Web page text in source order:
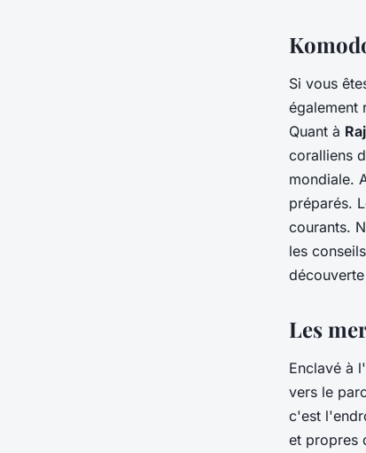
Si vous
également
Quant à
coralliens
mondiale.
préparés.
courants.
les
Les
Enclavé à
vers le
c'est
et propres